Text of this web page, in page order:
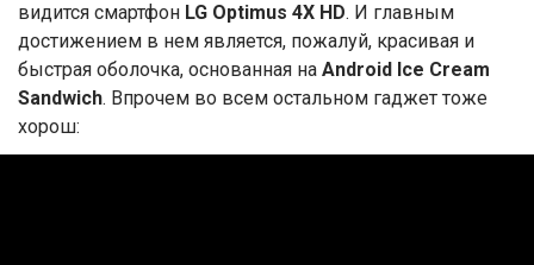
видится смартфон LG Optimus 4X HD. И главным
достижением в нем является, пожалуй, красивая и
быстрая оболочка, основанная на Android Ice Cream
Sandwich. Впрочем во всем остальном гаджет тоже
хорош: